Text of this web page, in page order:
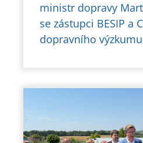
ministr dopravy
se zástupci BESIP a
dopravního